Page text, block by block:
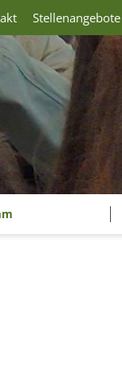
Stellenangebote